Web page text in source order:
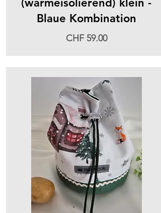
(wärmeisolierend) klein -
Blaue Kombination
CHF 59.00